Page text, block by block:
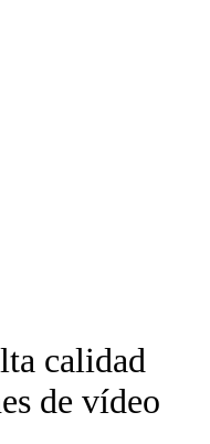
calidad
de vídeo